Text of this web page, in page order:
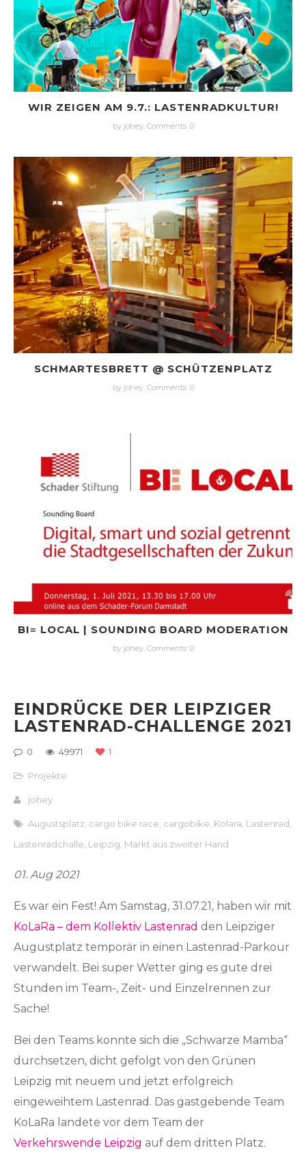
WIR ZEIGEN AM 9.7.: LASTENRADKULTUR!
by johey, Comments: 0
SCHMARTESBRETT @ SCHÜTZENPLATZ
by johey, Comments: 0
BI≡ LOCAL | SOUNDING BOARD MODERATION
by johey, Comments: 0
EINDRÜCKE DER LEIPZIGER
LASTENRAD-CHALLENGE 2021
0 49971 1
Projekte
johey
Augustsplatz cargo bike race cargobike Kolara Lastenrad
Lastenradchalle Leipzig Markt aus zweiter Hand
01. Aug 2021
Es war ein Fest! Am Samstag, 31.07.21, haben wir mit
KoLaRa – dem Kollektiv Lastenrad den Leipziger
Augustplatz temporär in einen Lastenrad-Parkour
verwandelt. Bei super Wetter ging es gute drei
Stunden im Team-, Zeit- und Einzelrennen zur
Sache!
Bei den Teams konnte sich die „Schwarze Mamba“
durchsetzen, dicht gefolgt von den Grünen
Leipzig mit neuem und jetzt erfolgreich
eingeweihtem Lastenrad. Das gastgebende Team
KoLaRa landete vor dem Team der
Verkehrswende Leipzig auf dem dritten Platz.